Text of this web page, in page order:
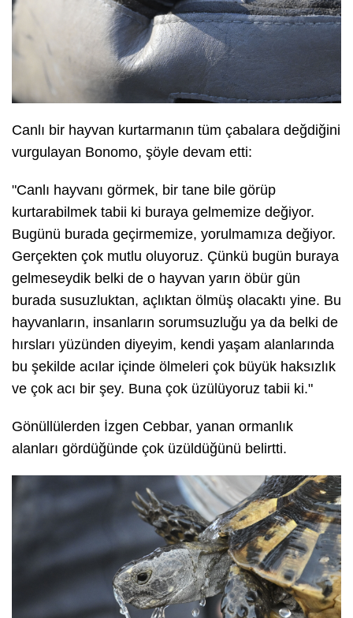
Canlı bir hayvan kurtarmanın tüm çabalara değdiğini
vurgulayan Bonomo, şöyle devam etti:
"Canlı hayvanı görmek, bir tane bile görüp
kurtarabilmek tabii ki buraya gelmemize değiyor.
Bugünü burada geçirmemize, yorulmamıza değiyor.
Gerçekten çok mutlu oluyoruz. Çünkü bugün buraya
gelmeseydik belki de o hayvan yarın öbür gün
burada susuzluktan, açlıktan ölmüş olacaktı yine. Bu
hayvanların, insanların sorumsuzluğu ya da belki de
hırsları yüzünden diyeyim, kendi yaşam alanlarında
bu şekilde acılar içinde ölmeleri çok büyük haksızlık
ve çok acı bir şey. Buna çok üzülüyoruz tabii ki."
Gönüllülerden İzgen Cebbar, yanan ormanlık
alanları gördüğünde çok üzüldüğünü belirtti.